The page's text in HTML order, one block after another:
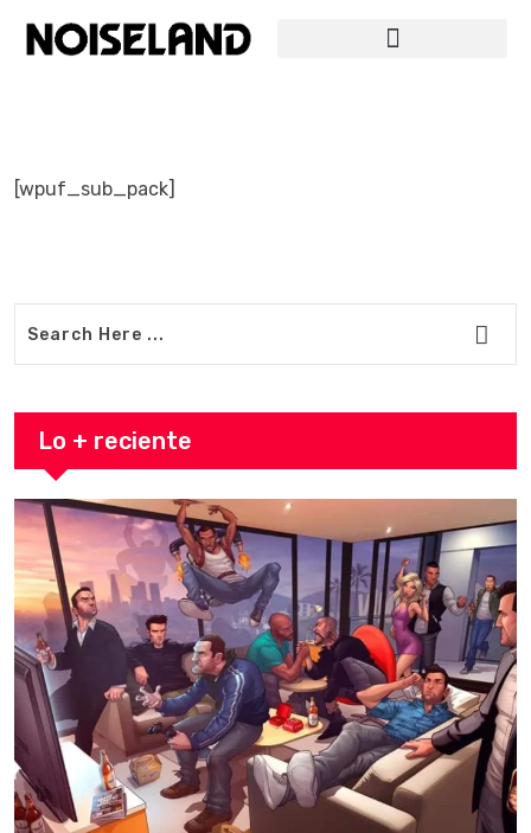
[wpuf_sub_pack]
Lo + reciente